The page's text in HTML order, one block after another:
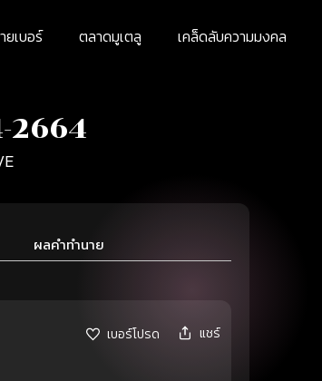
ยเบอร์ ตลาดมูเตลู เคล็ดลับความมงคล
2664
ผลคำทำนาย
เบอร์โปรด แชร์